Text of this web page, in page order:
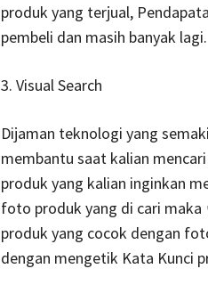
produk yang terjual,
pembeli dan masih banyak lagi.
3. Visual Search
Dijaman teknologi yang
membantu saat kalian
produk yang kalian inginkan
foto produk yang di cari maka
produk yang cocok dengan
dengan mengetik Kata Kunci